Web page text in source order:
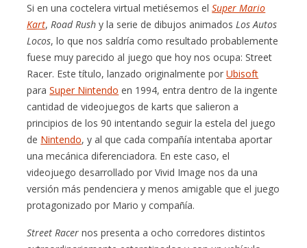
Si en una coctelera virtual metiésemos elSuper Mario
Kart, Road Rush y la serie de dibujos animados Los Autos
Locos, lo que nos saldría como resultado probablemente
fuese muy parecido al juego que hoy nos ocupa: Street
Racer. Este título, lanzado originalmente porUbisoft
paraSuper Nintendo en 1994, entra dentro de la ingente
cantidad de videojuegos de karts que salieron a
principios de los 90 intentando seguir la estela del juego
de Nintendo, y al que cada compañía intentaba aportar
una mecánica diferenciadora. En este caso, el
videojuego desarrollado por Vivid Image nos da una
versión más pendenciera y menos amigable que el juego
protagonizado por Mario y compañía.
Street Racer nos presenta a ocho corredores distintos